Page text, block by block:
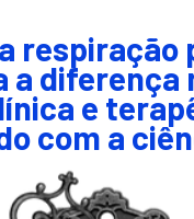
respiração
a diferença
e
com a